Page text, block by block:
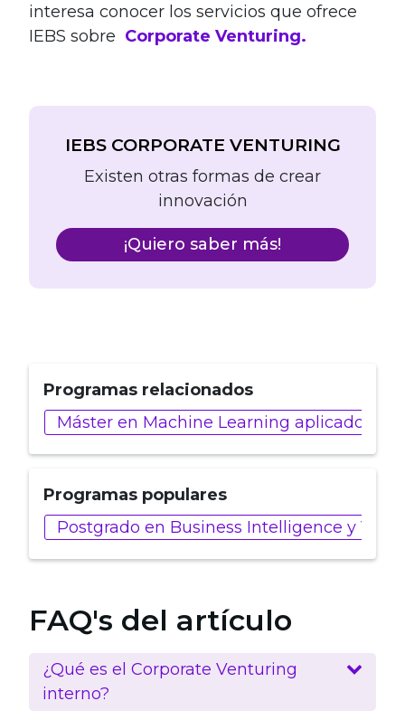
interesa conocer los servicios que ofrece
IEBS sobre Corporate Venturing.
IEBS CORPORATE VENTURING
Existen otras formas de crear
innovación
¡Quiero saber más!
Programas relacionados
Máster en Machine Learning aplicado a
Programas populares
Postgrado en Business Intelligence y
FAQ's del artículo
¿Qué es el Corporate Venturing
interno?